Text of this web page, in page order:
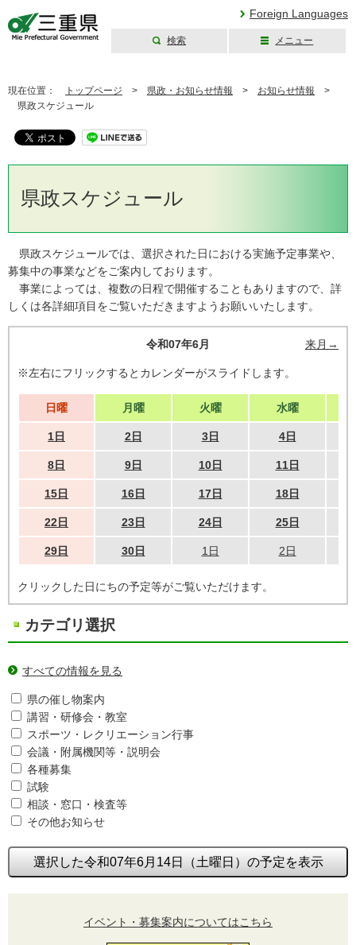
Foreign Languages
検索 メニュー
現在位置： トップページ > 県政・お知らせ情報 > お知らせ情報 >
県政スケジュール
県政スケジュール
県政スケジュールでは、選択された日における実施予定事業や、
募集中の事業などをご案内しております。
事業によっては、複数の日程で開催することもありますので、詳
しくは各詳細項目をご覧いただきますようお願いいたします。
令和07年6月 来月→
※左右にフリックするとカレンダーがスライドします。
日曜 月曜 火曜 水曜
1日 2日 3日 4日
8日 9日 10日 11日
15日 16日 17日 18日
22日 23日 24日 25日
29日 30日 1日 2日
クリックした日にちの予定等がご覧いただけます。
カテゴリ選択
すべての情報を見る
県の催し物案内
講習・研修会・教室
スポーツ・レクリエーション行事
会議・附属機関等・説明会
各種募集
試験
相談・窓口・検査等
その他お知らせ
選択した令和07年6月14日（土曜日）の予定を表示
イベント・募集案内についてはこちら